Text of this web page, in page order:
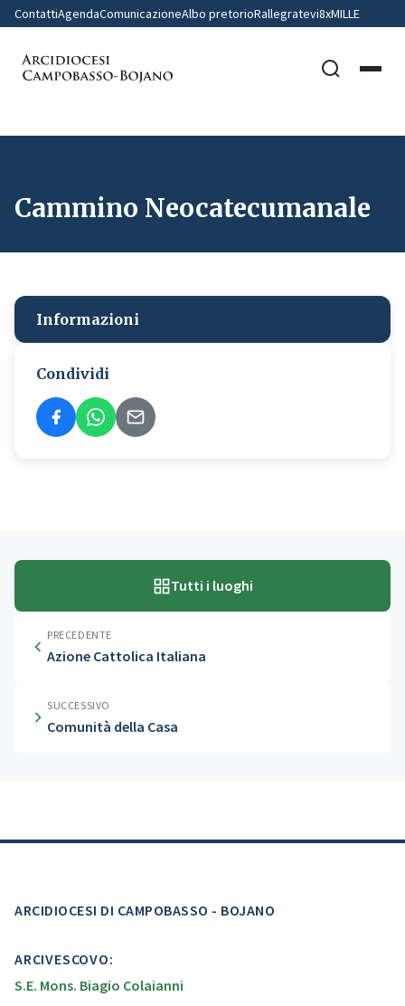
ContattiAgendaComunicazioneAlbo pretorioRallegratevi8xMILLE
Cammino Neocatecumanale
Informazioni
Condividi
PRECEDENTE
Azione Cattolica Italiana
Tutti i luoghi
SUCCESSIVO
Comunità della Casa
ARCIDIOCESI DI CAMPOBASSO - BOJANO
ARCIVESCOVO:
S.E. Mons. Biagio Colaianni